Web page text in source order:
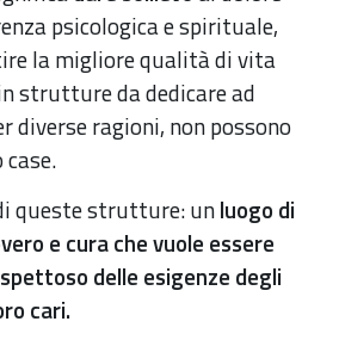
psicologica e spirituale,
la migliore qualità di vita
strutture da dedicare ad
diverse ragioni, non possono
queste strutture: unluogo di
e cura che vuole essere
delle esigenze degli
cari.